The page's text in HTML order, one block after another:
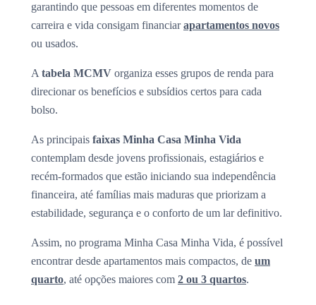
garantindo que pessoas em diferentes momentos de
carreira e vida consigam financiarapartamentos novos
ou usados.
A tabela MCMV organiza esses grupos de renda para
direcionar os benefícios e subsídios certos para cada
bolso.
As principais faixas Minha Casa Minha Vida
contemplam desde jovens profissionais, estagiários e
recém-formados que estão iniciando sua independência
financeira, até famílias mais maduras que priorizam a
estabilidade, segurança e o conforto de um lar definitivo.
Assim, no programa Minha Casa Minha Vida, é possível
encontrar desde apartamentos mais compactos, de um
quarto, até opções maiores com 2 ou 3 quartos.